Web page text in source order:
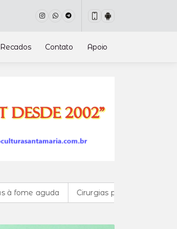
Recados Contato Apoio
Cirurgias plásticas de mama no SUS